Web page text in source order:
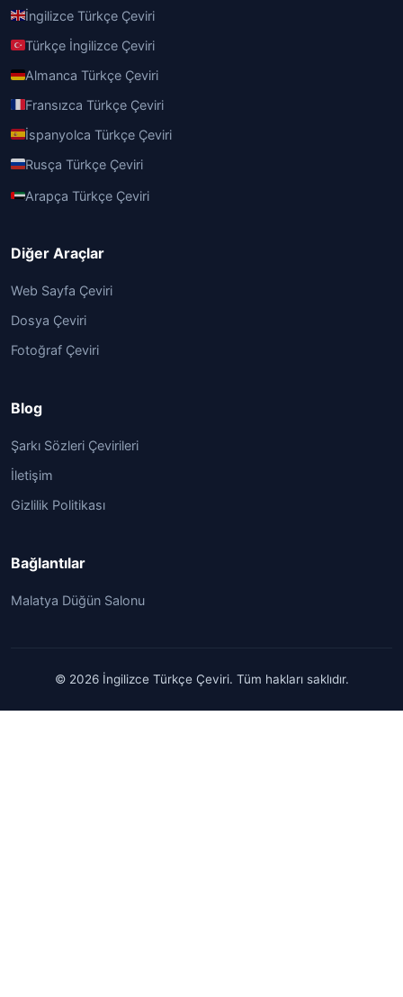
İngilizce Türkçe Çeviri
Türkçe İngilizce Çeviri
Almanca Türkçe Çeviri
Fransızca Türkçe Çeviri
İspanyolca Türkçe Çeviri
Rusça Türkçe Çeviri
Arapça Türkçe Çeviri
Diğer Araçlar
Web Sayfa Çeviri
Dosya Çeviri
Fotoğraf Çeviri
Blog
Şarkı Sözleri Çevirileri
İletişim
Gizlilik Politikası
Bağlantılar
Malatya Düğün Salonu
© 2026 İngilizce Türkçe Çeviri. Tüm hakları saklıdır.